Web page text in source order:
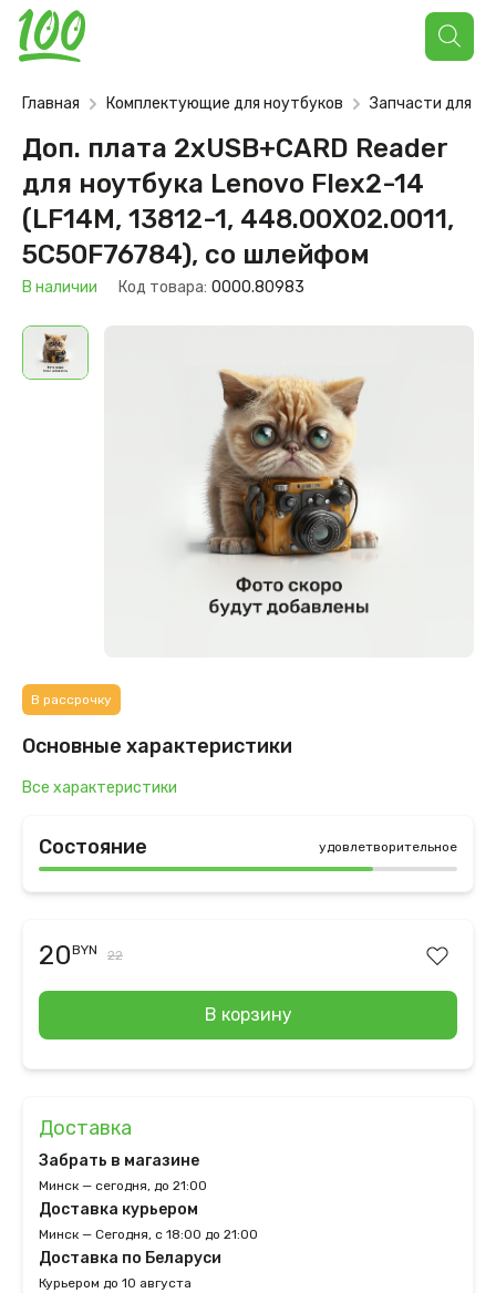
Поиск
товаров
Главная Комплектующие для ноутбуков Запчасти для
Доп. плата 2xUSB+CARD Reader
для ноутбука Lenovo Flex2-14
(LF14M, 13812-1, 448.00X02.0011,
5C50F76784), со шлейфом
В наличии Код товара: 0000.80983
В рассрочку
Основные характеристики
Все характеристики
Состояние удовлетворительное
20BYN 22
В корзину
Доставка
Забрать в магазине
Минск — сегодня, до 21:00
Доставка курьером
Минск — Сегодня, с 18:00 до 21:00
Доставка по Беларуси
Курьером до 10 августа